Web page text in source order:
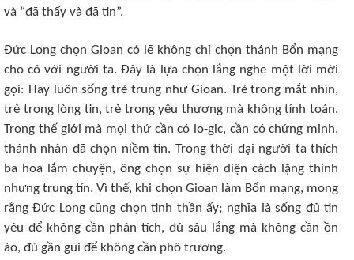
và “đã thấy và đã tin”.
Đức Long chọn Gioan có lẽ không chỉ chọn thánh Bổn mạng
cho có với người ta. Đây là lựa chọn lắng nghe một lời mời
gọi: Hãy luôn sống trẻ trung như Gioan. Trẻ trong mắt nhìn,
trẻ trong lòng tin, trẻ trong yêu thương mà không tính toán.
Trong thế giới mà mọi thứ cần có lo-gic, cần có chứng minh,
thánh nhân đã chọn niềm tin. Trong thời đại người ta thích
ba hoa lắm chuyện, ông chọn sự hiện diện cách lặng thinh
nhưng trung tín. Vì thế, khi chọn Gioan làm Bổn mạng, mong
rằng Đức Long cũng chọn tinh thần ấy; nghĩa là sống đủ tin
yêu để không cần phân tích, đủ sâu lắng mà không cần ồn
ào, đủ gần gũi để không cần phô trương.